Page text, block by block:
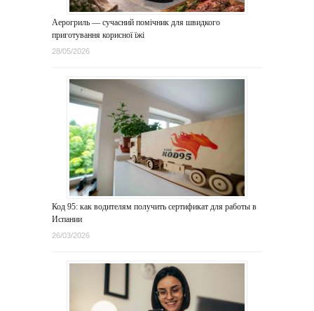
Аерогриль — сучасний помічник для швидкого
приготування корисної їжі
28/05/2026
Код 95: как водителям получить сертификат для работы в
Испании
26/03/2026